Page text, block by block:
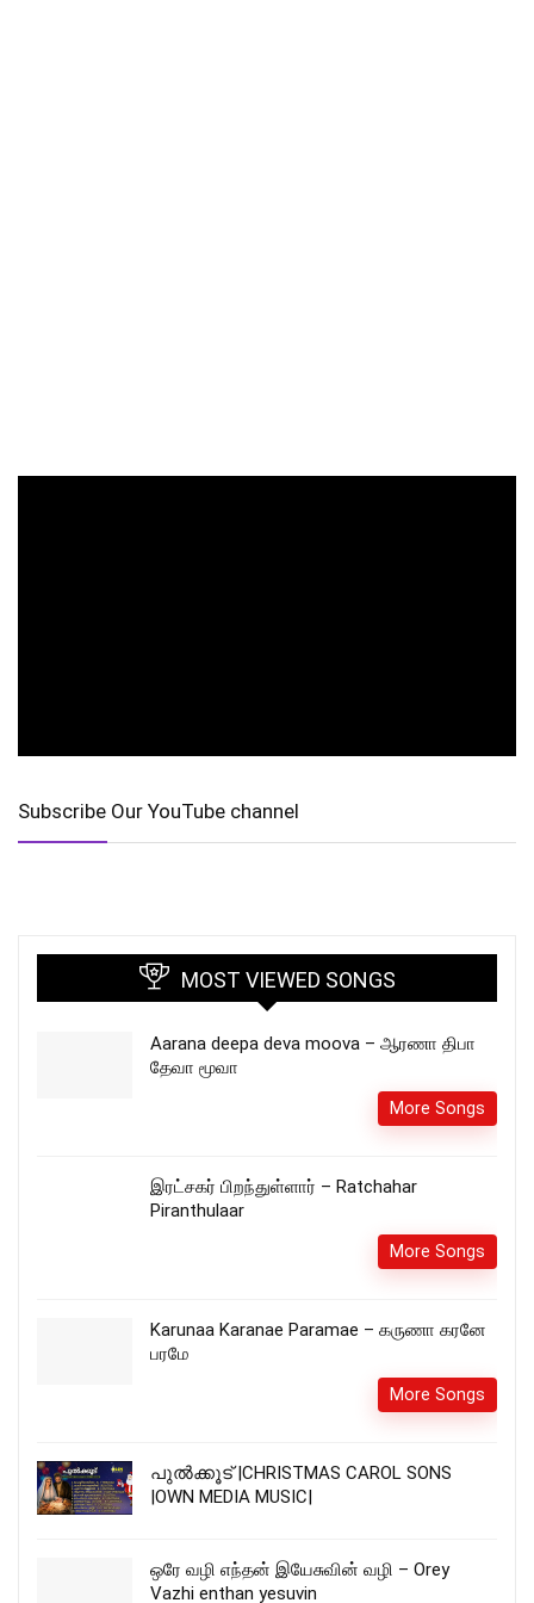
Subscribe Our YouTube channel
MOST VIEWED SONGS
Aarana deepa deva moova – ஆரணா திபா
தேவா மூவா
More Songs
இரட்சகர் பிறந்துள்ளார் – Ratchahar
Piranthulaar
More Songs
Karunaa Karanae Paramae – கருணா கரனே
பரமே
More Songs
പുൽക്കൂട് |CHRISTMAS CAROL SONS
|OWN MEDIA MUSIC|
ஒரே வழி எந்தன் இயேசுவின் வழி – Orey
Vazhi enthan yesuvin